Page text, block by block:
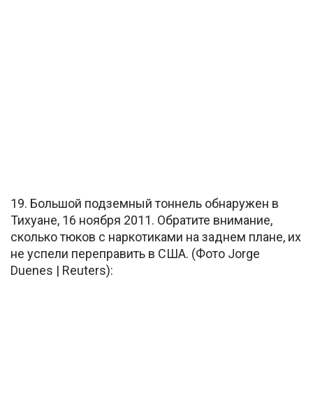
19. Большой подземный тоннель обнаружен в
Тихуане, 16 ноября 2011. Обратите внимание,
сколько тюков с наркотиками на заднем плане, их
не успели переправить в США. (Фото Jorge
Duenes | Reuters):